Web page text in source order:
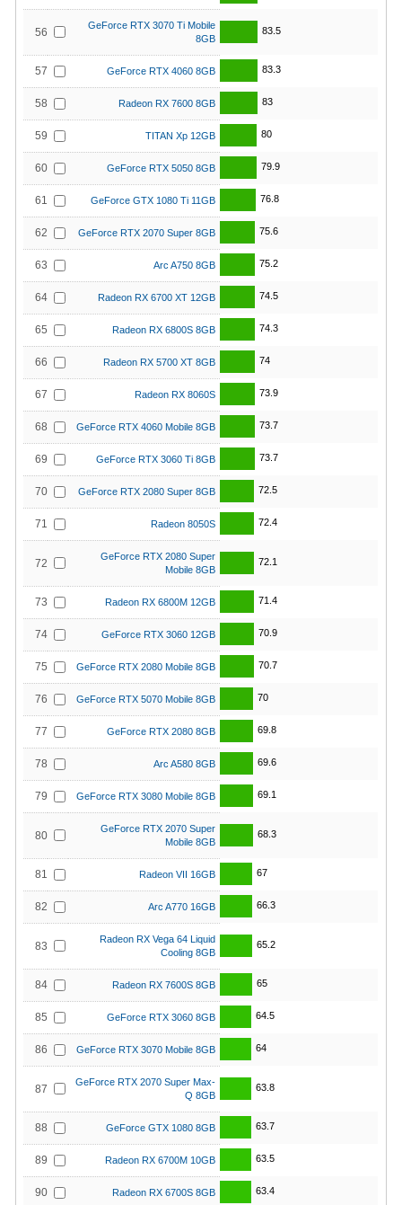
56
GeForce RTX 3070 Ti Mobile
8GB
83.5
57 GeForce RTX 4060 8GB 83.3
58 Radeon RX 7600 8GB 83
59 TITAN Xp 12GB 80
60 GeForce RTX 5050 8GB 79.9
61 GeForce GTX 1080 Ti 11GB 76.8
62 GeForce RTX 2070 Super 8GB 75.6
63 Arc A750 8GB 75.2
64 Radeon RX 6700 XT 12GB 74.5
65 Radeon RX 6800S 8GB 74.3
66 Radeon RX 5700 XT 8GB 74
67 Radeon RX 8060S 73.9
68 GeForce RTX 4060 Mobile 8GB 73.7
69 GeForce RTX 3060 Ti 8GB 73.7
70 GeForce RTX 2080 Super 8GB 72.5
71 Radeon 8050S 72.4
72
GeForce RTX 2080 Super
Mobile 8GB
72.1
73 Radeon RX 6800M 12GB 71.4
74 GeForce RTX 3060 12GB 70.9
75 GeForce RTX 2080 Mobile 8GB 70.7
76 GeForce RTX 5070 Mobile 8GB 70
77 GeForce RTX 2080 8GB 69.8
78 Arc A580 8GB 69.6
79 GeForce RTX 3080 Mobile 8GB 69.1
80
GeForce RTX 2070 Super
Mobile 8GB
68.3
81 Radeon VII 16GB 67
82 Arc A770 16GB 66.3
83
Radeon RX Vega 64 Liquid
Cooling 8GB
65.2
84 Radeon RX 7600S 8GB 65
85 GeForce RTX 3060 8GB 64.5
86 GeForce RTX 3070 Mobile 8GB 64
87
GeForce RTX 2070 Super Max-
Q 8GB
63.8
88 GeForce GTX 1080 8GB 63.7
89 Radeon RX 6700M 10GB 63.5
90 Radeon RX 6700S 8GB 63.4